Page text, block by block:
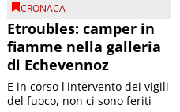
CRONACA
Etroubles: camper in
fiamme nella galleria
di Echevennoz
E in corso l'intervento dei vigili
del fuoco, non ci sono feriti